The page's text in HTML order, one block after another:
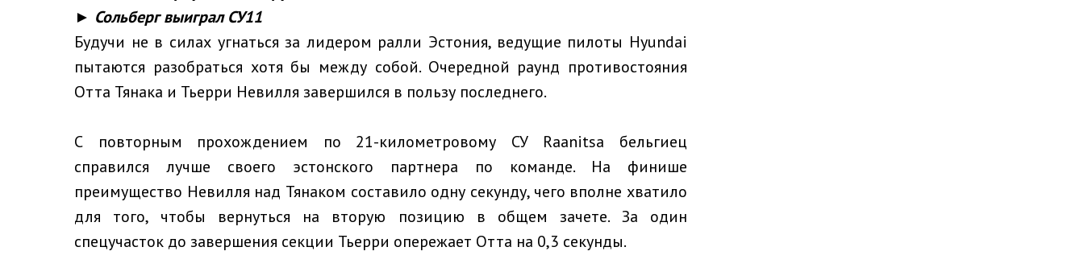
► Сольберг выиграл СУ11
Будучи не в силах угнаться за лидером ралли Эстония, ведущие пилоты Hyundai
пытаются разобраться хотя бы между собой. Очередной раунд противостояния
Отта Тянака и Тьерри Невилля завершился в пользу последнего.
С повторным прохождением по 21-километровому СУ Raanitsa бельгиец
справился лучше своего эстонского партнера по команде. На финише
преимущество Невилля над Тянаком составило одну секунду, чего вполне хватило
для того, чтобы вернуться на вторую позицию в общем зачете. За один
спецучасток до завершения секции Тьерри опережает Отта на 0,3 секунды.